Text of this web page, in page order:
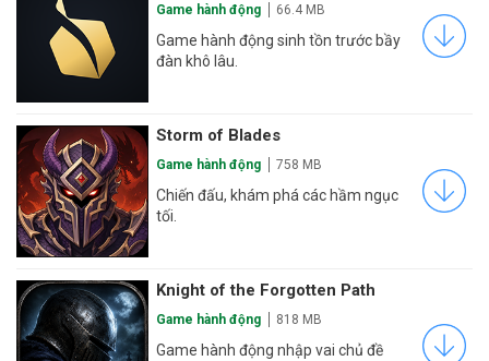
Game hành động 66.4 MB
Game hành động sinh tồn trước bầy
đàn khô lâu.
Storm of Blades
Game hành động 758 MB
Chiến đấu, khám phá các hầm ngục
tối.
Knight of the Forgotten Path
Game hành động 818 MB
Game hành động nhập vai chủ đề